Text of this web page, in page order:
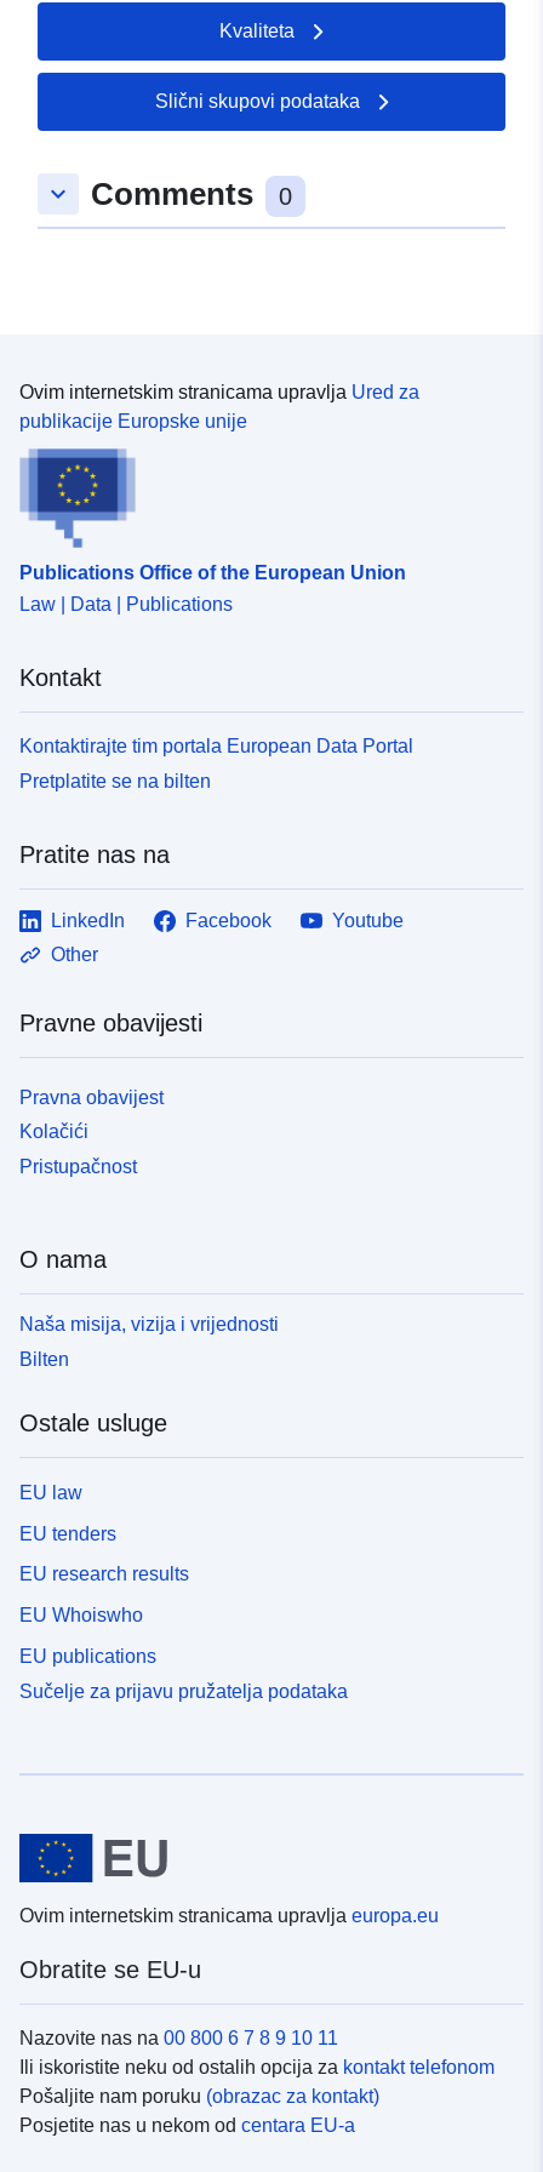
restricted
Kvaliteta
Slični skupovi podataka
keyboard_arrow_down Comments 0
Ovim internetskim stranicama upravlja Ured za
publikacije Europske unije
Publications Office of the European Union
Law | Data | Publications
Kontakt
Kontaktirajte tim portala European Data Portal
Pretplatite se na bilten
Pratite nas na
LinkedIn Facebook
Youtube
Other
Pravne obavijesti
Pravna obavijest
Kolačići
Pristupačnost
O nama
Naša misija, vizija i vrijednosti
Bilten
Ostale usluge
EU law
EU tenders
EU research results
EU Whoiswho
EU publications
Sučelje za prijavu pružatelja podataka
Ovim internetskim stranicama upravlja europa.eu
Obratite se EU-u
Nazovite nas na 00 800 6 7 8 9 10 11
Ili iskoristite neku od ostalih opcija za kontakt telefonom
Pošaljite nam poruku (obrazac za kontakt)
Posjetite nas u nekom od centara EU-a